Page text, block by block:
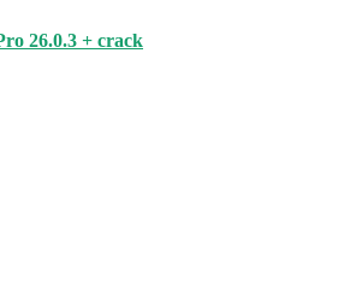
26.0.3 + crack